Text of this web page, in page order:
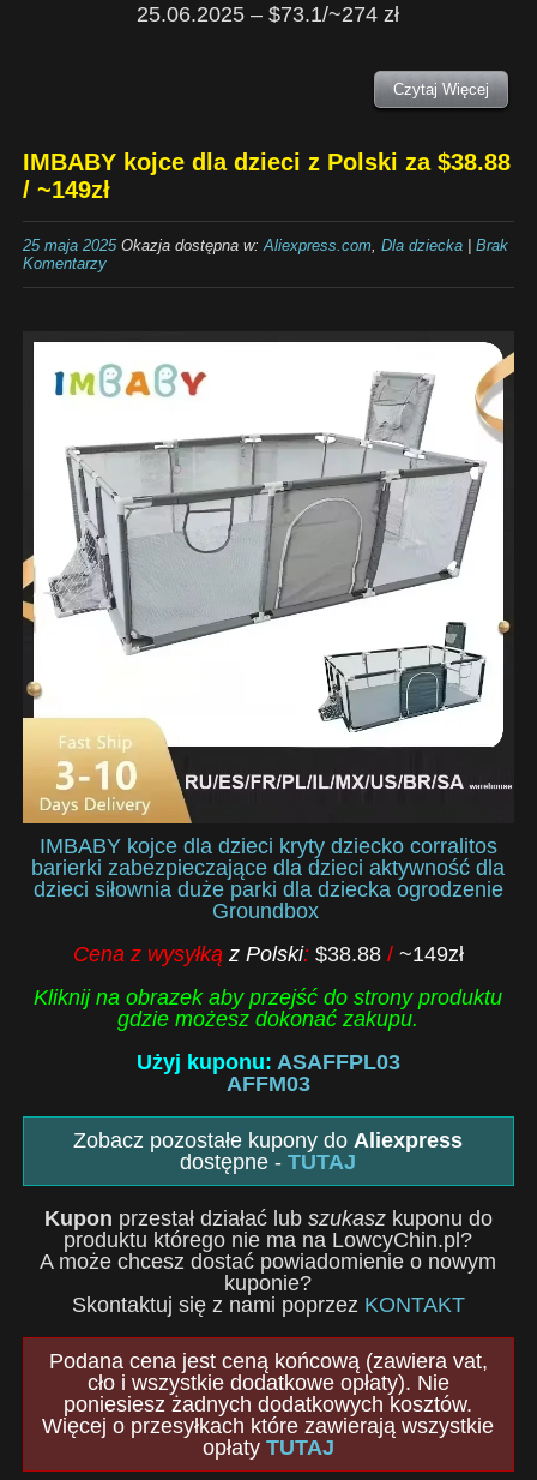
25.06.2025 – $73.1/~274 zł
Czytaj Więcej
IMBABY kojce dla dzieci z Polski za $38.88
/ ~149zł
25 maja 2025Okazja dostępna w: Aliexpress.com, Dla dziecka| Brak
Komentarzy
IMBABY kojce dla dzieci kryty dziecko corralitos
barierki zabezpieczające dla dzieci aktywność dla
dzieci siłownia duże parki dla dziecka ogrodzenie
Groundbox
Cena z wysyłką z Polski: $38.88 / ~149zł
Kliknij na obrazek aby przejść do strony produktu
gdzie możesz dokonać zakupu.
Użyj kuponu: ASAFFPL03
AFFM03
Zobacz pozostałe kupony do Aliexpress
dostępne -TUTAJ
Kupon przestał działać lub szukaszkuponu do
produktu którego nie ma na LowcyChin.pl?
A może chcesz dostać powiadomienie o nowym
kuponie?
Skontaktuj się z nami poprzez KONTAKT
Podana cena jest ceną końcową (zawiera vat,
cło i wszystkie dodatkowe opłaty). Nie
poniesiesz żadnych dodatkowych kosztów.
Więcej o przesyłkach które zawierają wszystkie
opłaty TUTAJ